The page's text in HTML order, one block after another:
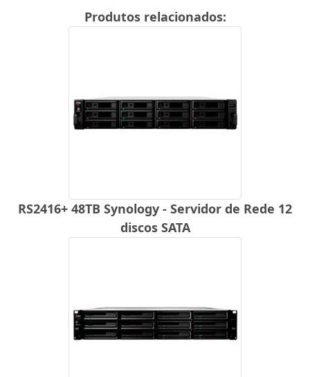
Produtos relacionados:
RS2416+ 48TB Synology - Servidor de Rede 12
discos SATA